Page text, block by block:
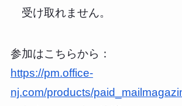
受け取れません。
参加はこちらから：
https://pm.office-
nj.com/products/